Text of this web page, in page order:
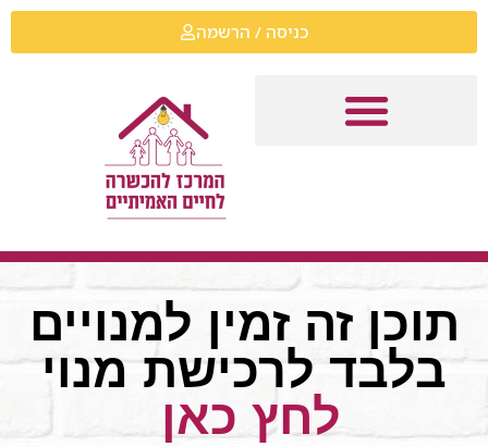
כניסה / הרשמה
תוכן זה זמין למנויים
בלבד לרכישת מנוי
לחץ כאן